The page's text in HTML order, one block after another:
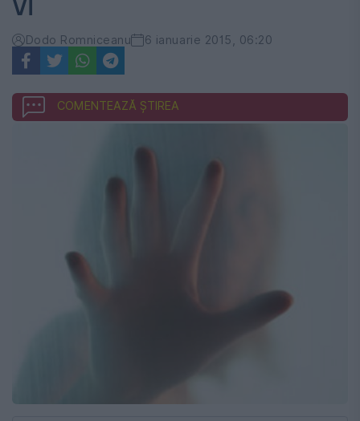
Zilei
Dodo Romniceanu 6 ianuarie 2015, 06:20
COMENTEAZĂ ȘTIREA